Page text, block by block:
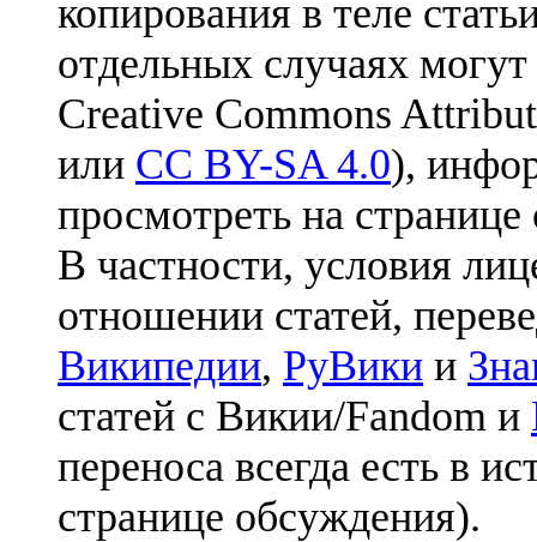
копирования в теле
отдельных случаях
Creative Commons
или CC BY-SA 4.0),
просмотреть на
В частности, условия
отношении статей,
Википедии, РуВики и
статей с Викии/Fandom и
переноса всегда есть в
странице обсуждения).